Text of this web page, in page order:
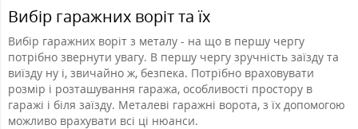
Вибір гаражних воріт та їх
Вибір гаражних воріт з металу - на що в першу чергу
потрібно звернути увагу. В першу чергу зручність заїзду та
виїзду ну і, звичайно ж, безпека. Потрібно враховувати
розмір і розташування гаража, особливості простору в
гаражі і біля заїзду. Металеві гаражні ворота, з їх допомогою
можливо врахувати всі ці нюанси.